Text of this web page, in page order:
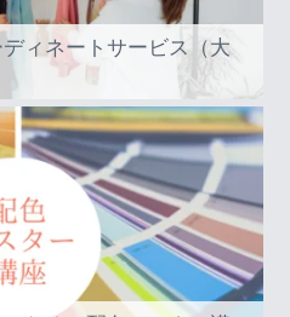
ィネートサービス（大